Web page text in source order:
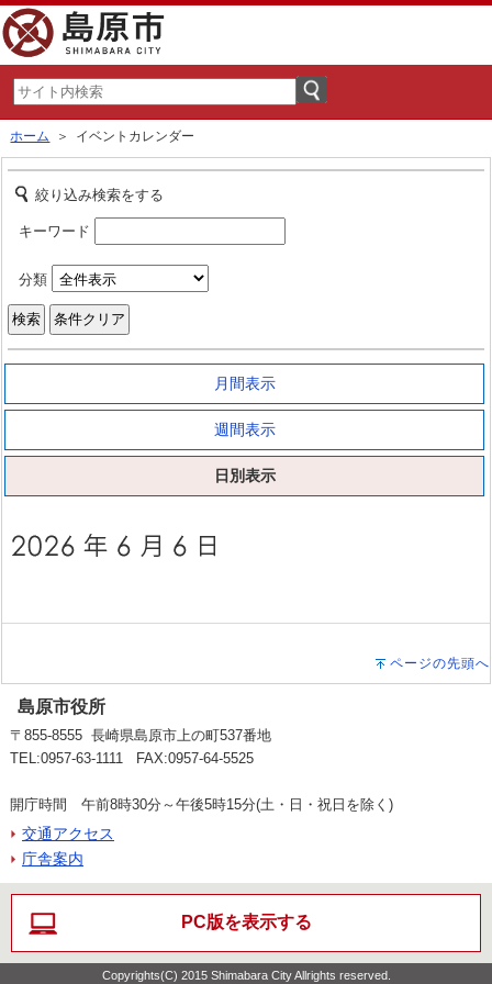
ホーム ＞ イベントカレンダー
絞り込み検索をする
キーワード
分類
月間表示
週間表示
日別表示
ページの先頭へ
島原市役所
〒855-8555 長崎県島原市上の町537番地
TEL:0957-63-1111 FAX:0957-64-5525
開庁時間 午前8時30分～午後5時15分(土・日・祝日を除く)
交通アクセス
庁舎案内
PC版を表示する
Copyrights(C) 2015 Shimabara City Allrights reserved.